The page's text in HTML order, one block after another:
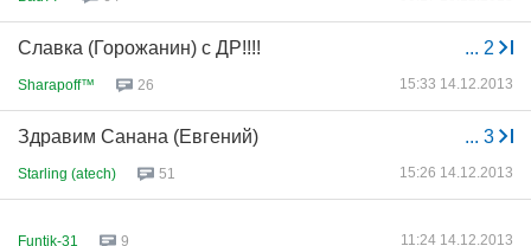
... 2
Славка (Горожанин) с ДР!!!!
Sharapoff™ 26 15:33 14.12.2013
... 3
Здравим Санана (Евгений)
Starling (atech) 51 15:26 14.12.2013
Funtik-31 9 11:24 14.12.2013